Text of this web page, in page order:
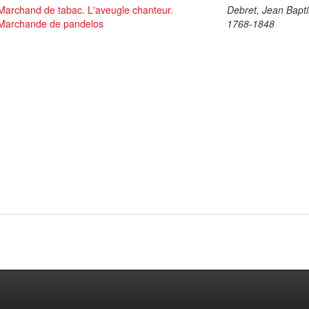
de tabac. L'aveugle chanteur.
de pandelos
Debret, Jean
1768-1848